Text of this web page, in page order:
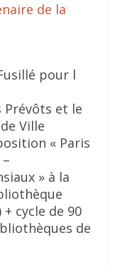
de la
pour l
Prévôts et le
Ville
« Paris
» à la
cycle de 90
de